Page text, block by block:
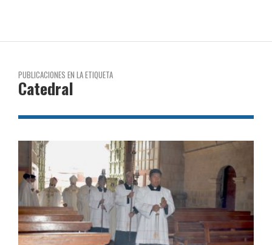
PUBLICACIONES EN LA ETIQUETA
Catedral